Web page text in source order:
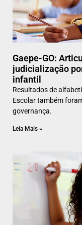
Gaepe-GO:
judicialização
infantil
Resultados de
Escolar também
governança.
Leia Mais »